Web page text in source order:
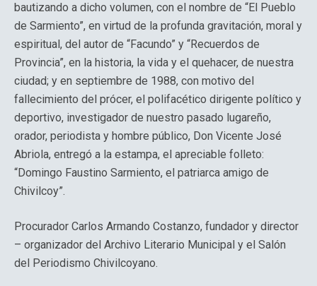
bautizando a dicho volumen, con el nombre de “El Pueblo
de Sarmiento”, en virtud de la profunda gravitación, moral y
espiritual, del autor de “Facundo” y “Recuerdos de
Provincia”, en la historia, la vida y el quehacer, de nuestra
ciudad; y en septiembre de 1988, con motivo del
fallecimiento del prócer, el polifacético dirigente político y
deportivo, investigador de nuestro pasado lugareño,
orador, periodista y hombre público, Don Vicente José
Abriola, entregó a la estampa, el apreciable folleto:
“Domingo Faustino Sarmiento, el patriarca amigo de
Chivilcoy”.
Procurador Carlos Armando Costanzo, fundador y director
– organizador del Archivo Literario Municipal y el Salón
del Periodismo Chivilcoyano.